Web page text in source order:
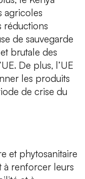
agricoles
réductions
de sauvegarde
brutale des
De plus, l’UE
les produits
de crise du
et phytosanitaire
à renforcer leurs